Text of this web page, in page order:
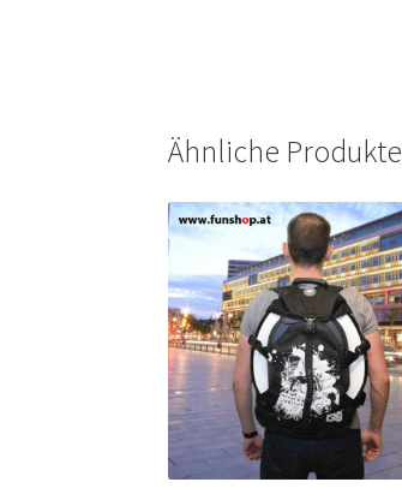
Ähnliche Produkte